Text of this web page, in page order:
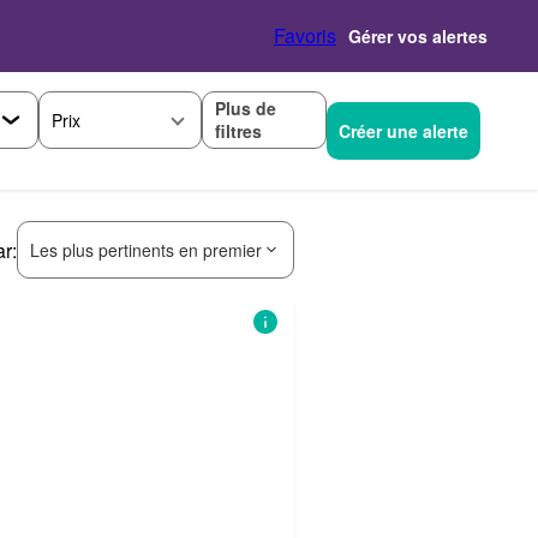
Favoris Gérer vos alertes
Prix
Plus de
filtres
Créer une alerte
Les plus pertinents en premier